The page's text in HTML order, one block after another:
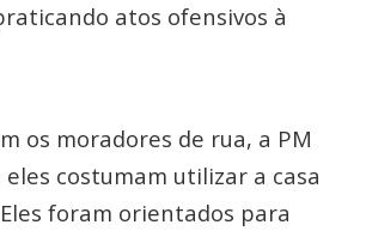
atos ofensivos à
os moradores de rua, a PM
costumam utilizar a casa
foram orientados para